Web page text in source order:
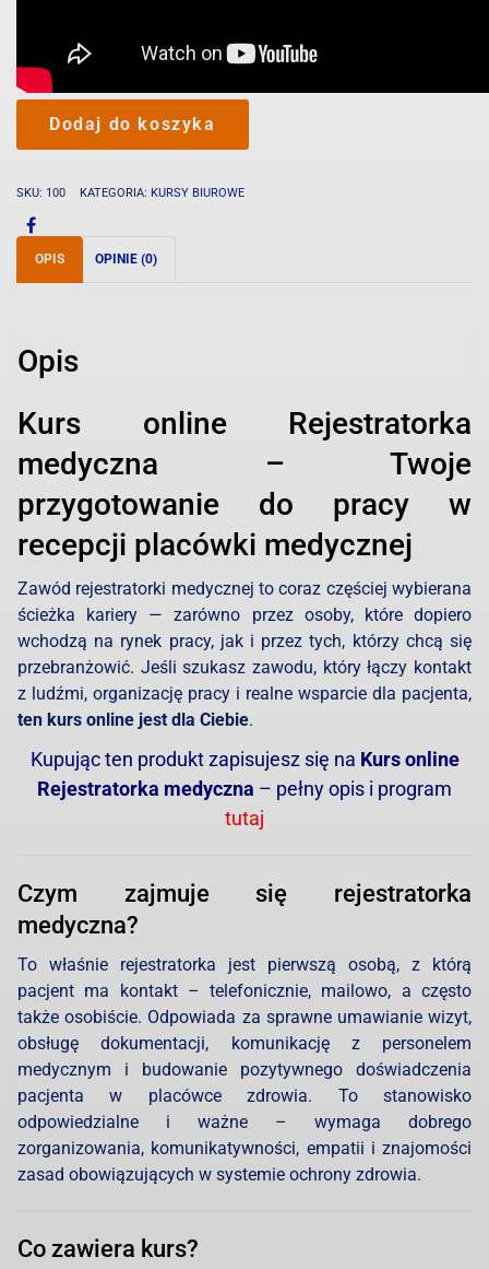
KursDodaj do koszyka
SKU: 100 KATEGORIA: KURSY BIUROWE
OPIS OPINIE (0)
Opis
Kurs online Rejestratorka
medyczna – Twoje
przygotowanie do pracy w
recepcji placówki medycznej
Zawód rejestratorki medycznej to coraz częściej wybierana
ścieżka kariery — zarówno przez osoby, które dopiero
wchodzą na rynek pracy, jak i przez tych, którzy chcą się
przebranżowić. Jeśli szukasz zawodu, który łączy kontakt
z ludźmi, organizację pracy i realne wsparcie dla pacjenta,
ten kurs online jest dla Ciebie.
Kupując ten produkt zapisujesz się na Kurs online
Rejestratorka medyczna – pełny opis i program
tutaj
Czym zajmuje się rejestratorka
medyczna?
To właśnie rejestratorka jest pierwszą osobą, z którą
pacjent ma kontakt – telefonicznie, mailowo, a często
także osobiście. Odpowiada za sprawne umawianie wizyt,
obsługę dokumentacji, komunikację z personelem
medycznym i budowanie pozytywnego doświadczenia
pacjenta w placówce zdrowia. To stanowisko
odpowiedzialne i ważne – wymaga dobrego
zorganizowania, komunikatywności, empatii i znajomości
zasad obowiązujących w systemie ochrony zdrowia.
Co zawiera kurs?